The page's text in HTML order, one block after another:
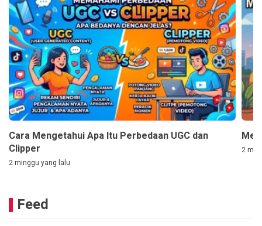
Cara Mengetahui Apa Itu Perbedaan UGC dan
Clipper
2 minggu yang lalu
2
Feed